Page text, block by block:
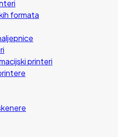
formata
printeri